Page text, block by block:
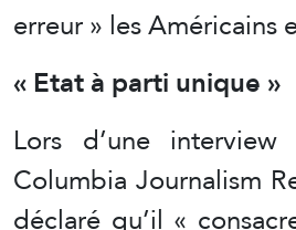
erreur » les Américains
« Etat à parti unique »
Lors d’une
Columbia Journalism
déclaré qu’il «